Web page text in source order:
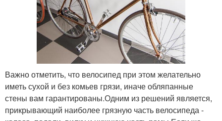
Важно отметить, что велосипед при этом желательно
иметь сухой и без комьев грязи, иначе обляпанные
стены вам гарантированы.Одним из решений является,
прикрывающий наиболее грязную часть велосипеда -